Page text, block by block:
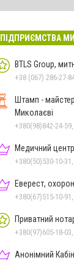
ПІДПРИЄМСТВА
BTLS Group,
+38 (067) 286-27-
Штамп -
Миколаєві
+380(98)842-24-
Медичний
Еверест,
+380(67)515-10-
Приватний
Анонімний